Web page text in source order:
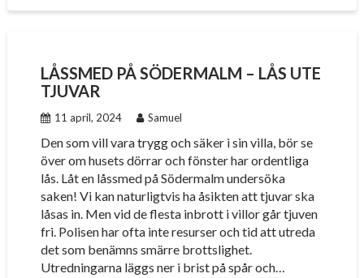
LÅSSMED PÅ SÖDERMALM – LÅS UTE
TJUVAR
11 april, 2024 Samuel
Den som vill vara trygg och säker i sin villa, bör se
över om husets dörrar och fönster har ordentliga
lås. Låt en låssmed på Södermalm undersöka
saken! Vi kan naturligtvis ha åsikten att tjuvar ska
låsas in. Men vid de flesta inbrott i villor går tjuven
fri. Polisen har ofta inte resurser och tid att utreda
det som benämns smärre brottslighet.
Utredningarna läggs ner i brist på spår och…